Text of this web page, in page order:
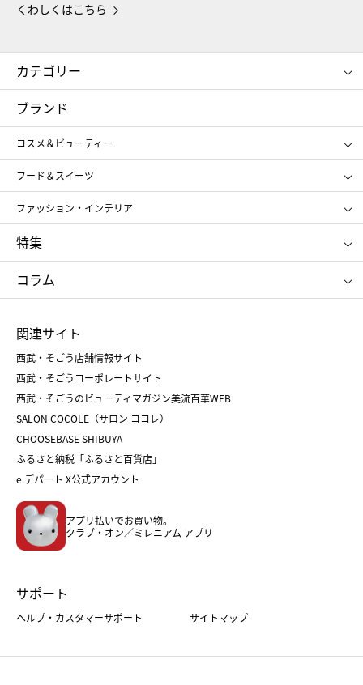
くわしくはこちら
カテゴリー
コスメ＆ビューティー
ギフト
レディース
メンズ
スポーツ・アウトドア
お中元
お歳暮
ブランド
コスメ＆ビューティー
SHISEIDO
ポール&ジョー ボーテ
ジルスチュアート
NARS
RMK
クリニーク
SK-Ⅱ
フード＆スイーツ
アンリ・シャルパンティエ
ゴディバ
新宿高野
たねや
ねんりん家
ファッション・インテリア
ポロ ラルフ ローレン
タケオ キクチ
ママ＆キッズ
シュタイフ
特集
お中元
ひな人形
五月人形
父の日
クリスマスケーキ
ホワイトデー
コラム
菓子折り
和菓子
人気のギフト
バレンタイン
ホワイトデー
おせち
フード
ホーム・キッチン＆アート
関連サイト
西武・そごう店舗情報サイト
西武・そごうコーポレートサイト
西武・そごうのビューティマガジン美流百華WEB
SALON COCOLE（サロン ココレ）
CHOOSEBASE SHIBUYA
ふるさと納税「ふるさと百貨店」
e.デパート X公式アカウント
アプリ払いでお買い物。
クラブ・オン／ミレニアム アプリ
サポート
ヘルプ・カスタマーサポート サイトマップ